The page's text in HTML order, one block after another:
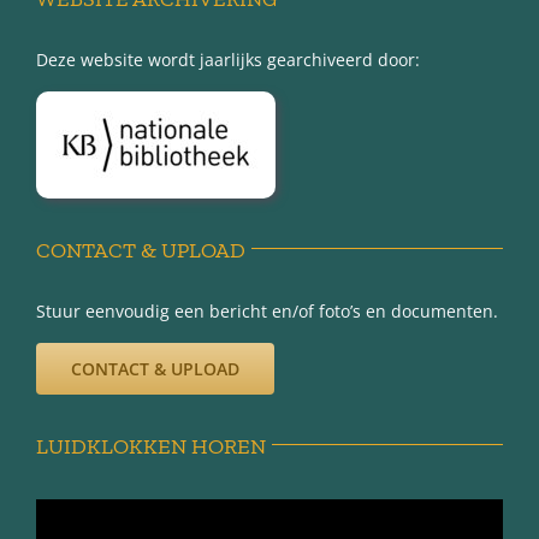
Over Minnertsga
Disclaimer
Deze website wordt jaarlijks gearchiveerd door:
CONTACT & UPLOAD
Stuur eenvoudig een bericht en/of foto’s en documenten.
CONTACT & UPLOAD
LUIDKLOKKEN HOREN